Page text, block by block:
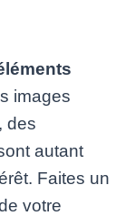
images
des
autant
Faites un
votre